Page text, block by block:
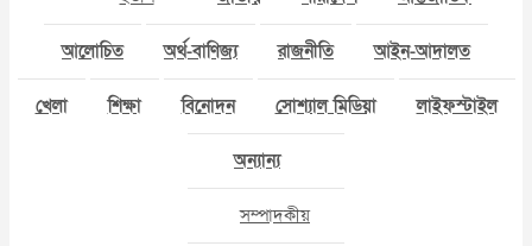
আলোচিত অর্থ-বাণিজ্য রাজনীতি আইন-আদালত
খেলা শিক্ষা বিনোদন সোশ্যাল মিডিয়া লাইফস্টাইল
অন্যান্য
সম্পাদকীয়